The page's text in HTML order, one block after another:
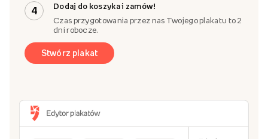
4
Dodaj do koszyka i zamów!
Czas przygotowania przez nas Twojego plakatu to 2
dni robocze.
Stwórz plakat